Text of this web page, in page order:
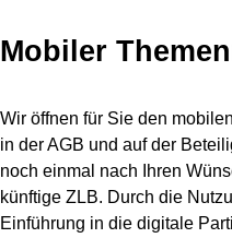
Mobiler
Wir öffnen für Sie den
in der AGB und auf der
noch einmal nach Ihren
künftige ZLB. Durch die
Einführung in die digitale